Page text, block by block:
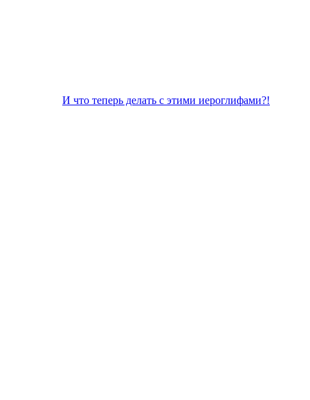
И что теперь делать с этими иероглифами?!